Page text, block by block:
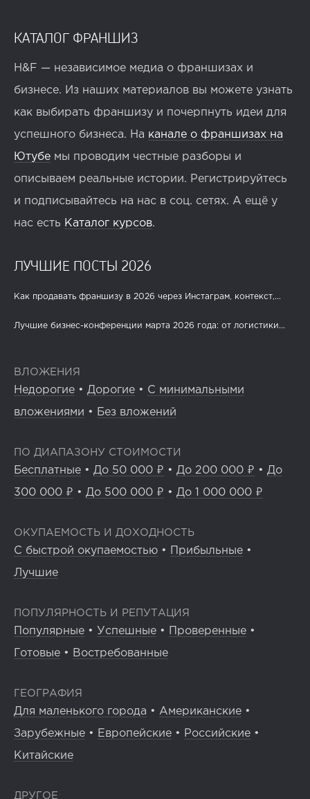
КАТАЛОГ ФРАНШИЗ
H&F — независимое медиа о франшизах и
бизнесе. Из наших материалов вы можете узнать
как выбирать франшизу и почерпнуть идеи для
успешного бизнеса. На канале о франшизах на
Ютубе мы проводим честные разборы и
описываем реальные истории. Регистрируйтесь
и подписывайтесь на нас в соц. сетях. А ещё у
нас есть Каталог курсов.
ЛУЧШИЕ ПОСТЫ 2026
Как продавать франшизу в 2026 через Инстаграм, контекст,...
Лучшие бизнес-конференции марта 2026 года: от логистики...
ВЛОЖЕНИЯ
Недорогие • Дорогие • С минимальными
вложениями • Без вложений
ПО ДИАПАЗОНУ СТОИМОСТИ
Бесплатные • До 50 000 ₽ • До 200 000 ₽ • До
300 000 ₽ • До 500 000 ₽ • До 1 000 000 ₽
ОКУПАЕМОСТЬ И ДОХОДНОСТЬ
С быстрой окупаемостью • Прибыльные •
Лучшие
ПОПУЛЯРНОСТЬ И РЕПУТАЦИЯ
Популярные • Успешные • Проверенные •
Готовые • Востребованные
ГЕОГРАФИЯ
Для маленького города • Американские •
Зарубежные • Европейские • Российские •
Китайские
ДРУГОЕ